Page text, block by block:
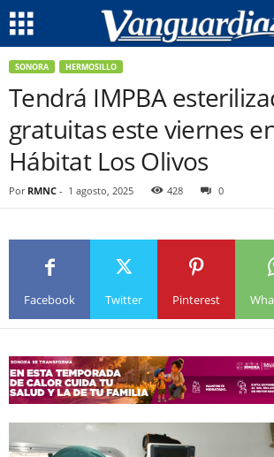
SONORA HERMOSILLO
Tendrá IMPBA
gratuitas este viernes
Hábitat Los Olivos
Por RMNC - 1 agosto, 2025 428 0
Facebook Twitter Pinterest